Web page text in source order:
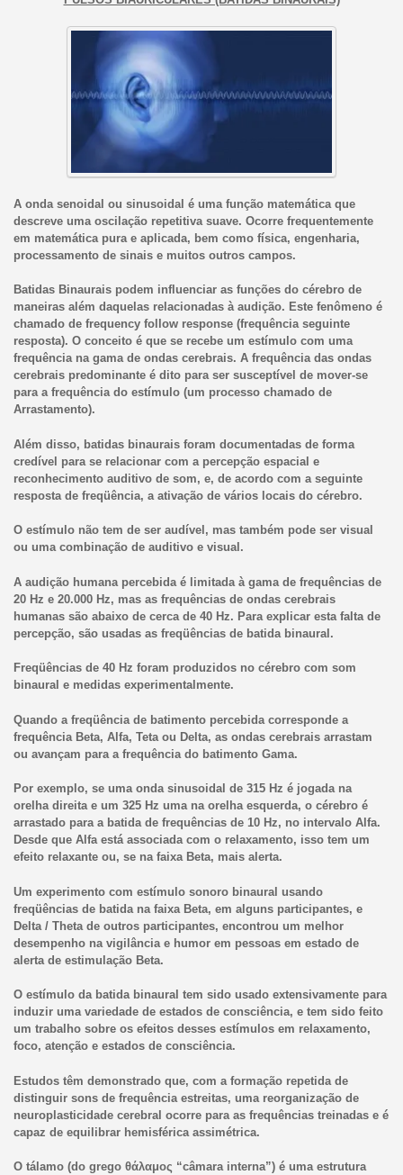
A onda senoidal ou sinusoidal é uma função matemática que
descreve uma oscilação repetitiva suave. Ocorre frequentemente
em matemática pura e aplicada, bem como física, engenharia,
processamento de sinais e muitos outros campos.
Batidas Binaurais podem influenciar as funções do cérebro de
maneiras além daquelas relacionadas à audição. Este fenômeno é
chamado de frequency follow response (frequência seguinte
resposta). O conceito é que se recebe um estímulo com uma
frequência na gama de ondas cerebrais. A frequência das ondas
cerebrais predominante é dito para ser susceptível de mover-se
para a frequência do estímulo (um processo chamado de
Arrastamento).
Além disso, batidas binaurais foram documentadas de forma
credível para se relacionar com a percepção espacial e
reconhecimento auditivo de som, e, de acordo com a seguinte
resposta de freqüência, a ativação de vários locais do cérebro.
O estímulo não tem de ser audível, mas também pode ser visual
ou uma combinação de auditivo e visual.
A audição humana percebida é limitada à gama de frequências de
20 Hz e 20.000 Hz, mas as frequências de ondas cerebrais
humanas são abaixo de cerca de 40 Hz. Para explicar esta falta de
percepção, são usadas as freqüências de batida binaural.
Freqüências de 40 Hz foram produzidos no cérebro com som
binaural e medidas experimentalmente.
Quando a freqüência de batimento percebida corresponde a
frequência Beta, Alfa, Teta ou Delta, as ondas cerebrais arrastam
ou avançam para a frequência do batimento Gama.
Por exemplo, se uma onda sinusoidal de 315 Hz é jogada na
orelha direita e um 325 Hz uma na orelha esquerda, o cérebro é
arrastado para a batida de frequências de 10 Hz, no intervalo Alfa.
Desde que Alfa está associada com o relaxamento, isso tem um
efeito relaxante ou, se na faixa Beta, mais alerta.
Um experimento com estímulo sonoro binaural usando
freqüências de batida na faixa Beta, em alguns participantes, e
Delta / Theta de outros participantes, encontrou um melhor
desempenho na vigilância e humor em pessoas em estado de
alerta de estimulação Beta.
O estímulo da batida binaural tem sido usado extensivamente para
induzir uma variedade de estados de consciência, e tem sido feito
um trabalho sobre os efeitos desses estímulos em relaxamento,
foco, atenção e estados de consciência.
Estudos têm demonstrado que, com a formação repetida de
distinguir sons de frequência estreitas, uma reorganização de
neuroplasticidade cerebral ocorre para as frequências treinadas e é
capaz de equilibrar hemisférica assimétrica.
O tálamo (do grego θάλαμος “câmara interna”) é uma estrutura